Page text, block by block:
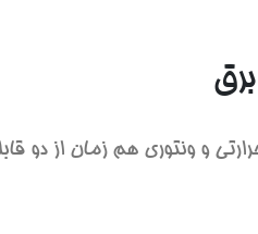
و ونتوری هم زمان از دو